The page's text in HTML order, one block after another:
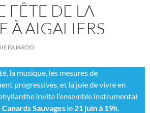
FÊTE DE LA
À AIGALIERS
FAJARDO
la musique, les mesures de
progressives, et la joie de vivre en
invite l’ensemble instrumental
Canards Sauvages le 21 juin à 19h.